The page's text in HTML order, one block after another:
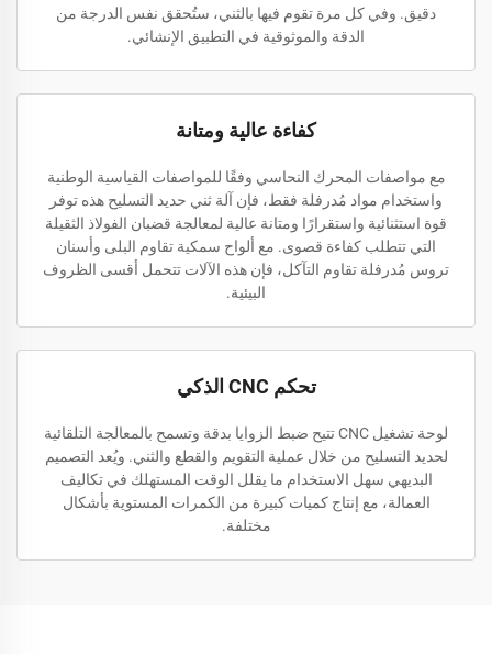
دقيق. وفي كل مرة تقوم فيها بالثني، ستُحقق نفس الدرجة من
الدقة والموثوقية في التطبيق الإنشائي.
كفاءة عالية ومتانة
مع مواصفات المحرك النحاسي وفقًا للمواصفات القياسية الوطنية
واستخدام مواد مُدرفلة فقط، فإن آلة ثني حديد التسليح هذه توفر
قوة استثنائية واستقرارًا ومتانة عالية لمعالجة قضبان الفولاذ الثقيلة
التي تتطلب كفاءة قصوى. مع ألواح سمكية تقاوم البلى وأسنان
تروس مُدرفلة تقاوم التآكل، فإن هذه الآلات تتحمل أقسى الظروف
البيئية.
تحكم CNC الذكي
لوحة تشغيل CNC تتيح ضبط الزوايا بدقة وتسمح بالمعالجة التلقائية
لحديد التسليح من خلال عملية التقويم والقطع والثني. ويُعد التصميم
البديهي سهل الاستخدام ما يقلل الوقت المستهلك في تكاليف
العمالة، مع إنتاج كميات كبيرة من الكمرات المستوية بأشكال
مختلفة.